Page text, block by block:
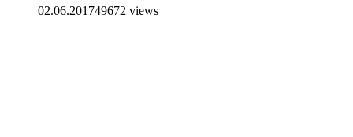
02.06.201749672 views